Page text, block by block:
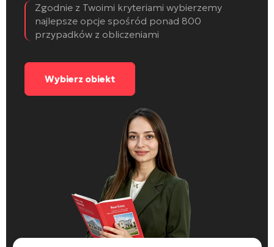
Zgodnie z Twoimi kryteriami wybierzemy
najlepsze opcje spośród ponad 800
przypadków z obliczeniami
Wybierz obiekt